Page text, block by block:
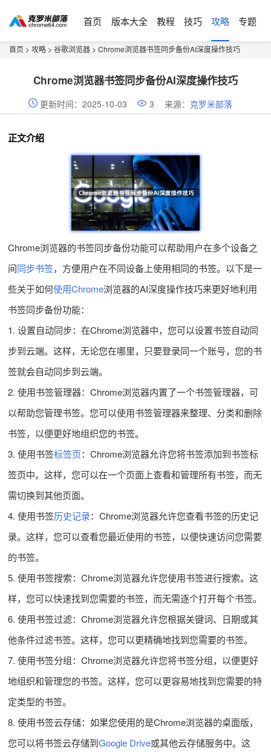
首页 版本大全 教程 技巧 攻略 专题
首页 > 攻略 > 谷歌浏览器 > Chrome浏览器书签同步备份AI深度操作技巧
Chrome浏览器书签同步备份AI深度操作技巧
更新时间：2025-10-03 3 来源： 克罗米部落
正文介绍
Chrome浏览器的书签同步备份功能可以帮助用户在多个设备之
间同步书签，方便用户在不同设备上使用相同的书签。以下是一
些关于如何使用Chrome浏览器的AI深度操作技巧来更好地利用
书签同步备份功能：
1. 设置自动同步：在Chrome浏览器中，您可以设置书签自动同
步到云端。这样，无论您在哪里，只要登录同一个账号，您的书
签就会自动同步到云端。
2. 使用书签管理器：Chrome浏览器内置了一个书签管理器，可
以帮助您管理书签。您可以使用书签管理器来整理、分类和删除
书签，以便更好地组织您的书签。
3. 使用书签标签页：Chrome浏览器允许您将书签添加到书签标
签页中。这样，您可以在一个页面上查看和管理所有书签，而无
需切换到其他页面。
4. 使用书签历史记录：Chrome浏览器允许您查看书签的历史记
录。这样，您可以查看您最近使用的书签，以便快速访问您需要
的书签。
5. 使用书签搜索：Chrome浏览器允许您使用书签进行搜索。这
样，您可以快速找到您需要的书签，而无需逐个打开每个书签。
6. 使用书签过滤：Chrome浏览器允许您根据关键词、日期或其
他条件过滤书签。这样，您可以更精确地找到您需要的书签。
7. 使用书签分组：Chrome浏览器允许您将书签分组，以便更好
地组织和管理您的书签。这样，您可以更容易地找到您需要的特
定类型的书签。
8. 使用书签云存储：如果您使用的是Chrome浏览器的桌面版，
您可以将书签云存储到Google Drive或其他云存储服务中。这